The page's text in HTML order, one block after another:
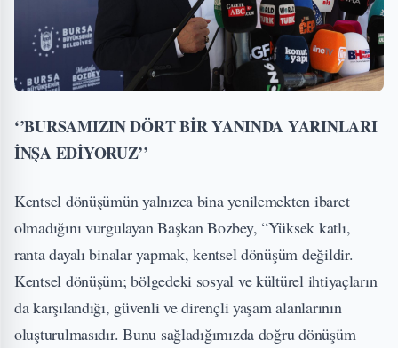
‘’BURSAMIZIN DÖRT BİR YANINDA YARINLARI
İNŞA EDİYORUZ’’
Kentsel dönüşümün yalnızca bina yenilemekten ibaret
olmadığını vurgulayan Başkan Bozbey, “Yüksek katlı,
ranta dayalı binalar yapmak, kentsel dönüşüm değildir.
Kentsel dönüşüm; bölgedeki sosyal ve kültürel ihtiyaçların
da karşılandığı, güvenli ve dirençli yaşam alanlarının
oluşturulmasıdır. Bunu sağladığımızda doğru dönüşüm